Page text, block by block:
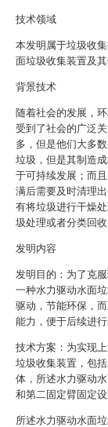
技术领域
本发明属于垃圾收
面垃圾收集装置及其
背景技术
随着社会的发展，
受到了社会的广泛
多，但是他们大多
垃圾，但是其制造
于可持续发展；而
满后需要及时清理
有将垃圾进行干燥
圾处理或者分类回收
发明内容
发明目的：为了克
一种水力驱动水面
驱动，节能环保，
能力，便于后续进
技术方案：为实现
垃圾收集装置，包
体，所述水力驱动
和第二固定臂固定
所述水力驱动水面